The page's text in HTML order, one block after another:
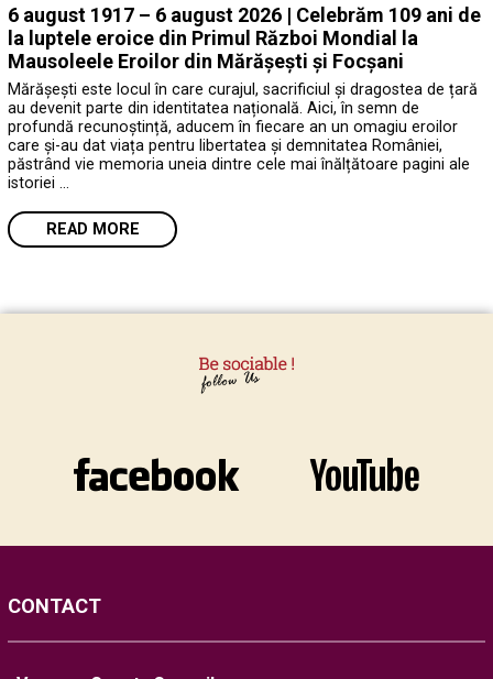
6 august 1917 – 6 august 2026 | Celebrăm 109 ani de
la luptele eroice din Primul Război Mondial la
Mausoleele Eroilor din Mărășești și Focșani
Mărășești este locul în care curajul, sacrificiul și dragostea de țară
au devenit parte din identitatea națională. Aici, în semn de
profundă recunoștință, aducem în fiecare an un omagiu eroilor
care și-au dat viața pentru libertatea și demnitatea României,
păstrând vie memoria uneia dintre cele mai înălțătoare pagini ale
istoriei …
READ MORE
CONTACT